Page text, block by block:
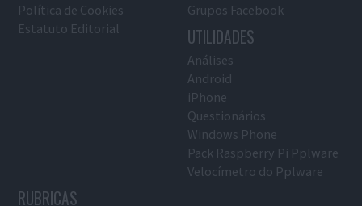
Política de Cookies
Estatuto Editorial
Grupos Facebook
UTILIDADES
Análises
Android
iPhone
Questionários
Windows Phone
Pack Raspberry Pi Pplware
Velocímetro do Pplware
RUBRICAS